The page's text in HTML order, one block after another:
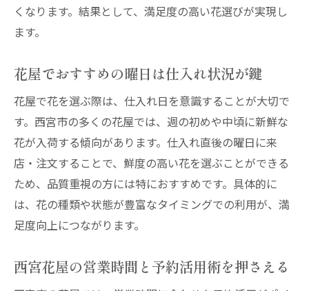
くなります。結果として、満足度の高い花選びが実現し
ます。
花屋でおすすめの曜日は仕入れ状況が鍵
花屋で花を選ぶ際は、仕入れ日を意識することが大切で
す。西宮市の多くの花屋では、週の初めや中頃に新鮮な
花が入荷する傾向があります。仕入れ直後の曜日に来
店・注文することで、鮮度の高い花を選ぶことができる
ため、品質重視の方には特におすすめです。具体的に
は、花の種類や状態が豊富なタイミングでの利用が、満
足度向上につながります。
西宮花屋の営業時間と予約活用術を押さえる